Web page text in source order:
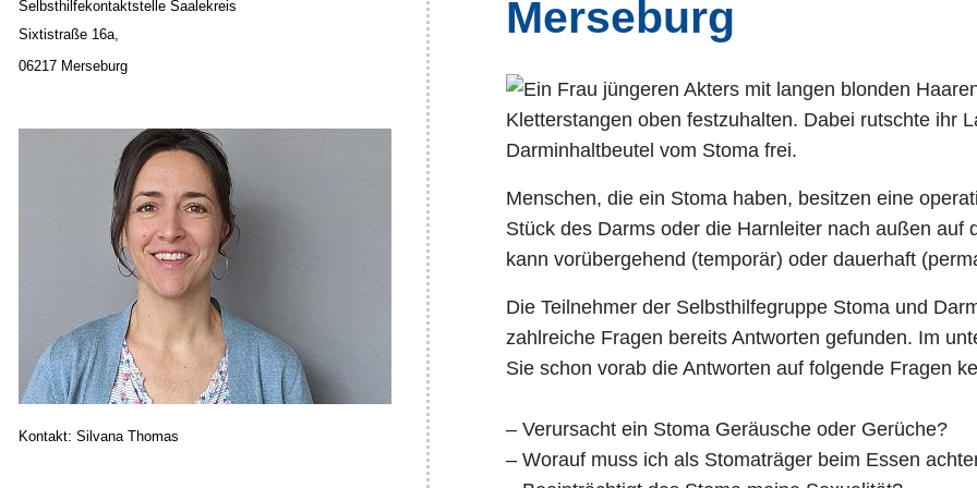
Merseburg
Menschen, die ein Stoma haben, besitzen eine
Stück des Darms oder die Harnleiter nach außen
kann vorübergehend (temporär) oder dauerhaft
Die Teilnehmer der Selbsthilfegruppe Stoma und
zahlreiche Fragen bereits Antworten gefunden. Im
Sie schon vorab die Antworten auf folgende Fragen
– Verursacht ein Stoma Geräusche oder Gerüche?
– Worauf muss ich als Stomaträger beim Essen
Selbsthilfekontaktstelle Saalekreis
Sixtistraße 16a,
06217 Merseburg
Kontakt: Silvana Thomas